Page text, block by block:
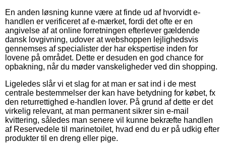
En anden løsning kunne være at finde ud af hvorvidt e-
handlen er verificeret af e-mærket, fordi det ofte er en
angivelse af at online forretningen efterlever gældende
dansk lovgivning, udover at webshoppen lejlighedsvis
gennemses af specialister der har ekspertise inden for
lovene på området. Dette er desuden en god chance for
opbakning, når du møder vanskeligheder ved din shopping.
Ligeledes slår vi et slag for at man er sat ind i de mest
centrale bestemmelser der kan have betydning for købet, fx
den returrettighed e-handlen lover. På grund af dette er det
virkelig relevant, at man permanent sikrer sin e-mail
kvittering, således man senere vil kunne bekræfte handlen
af Reservedele til marinetoilet, hvad end du er på udkig efter
produkter til en dreng eller pige.